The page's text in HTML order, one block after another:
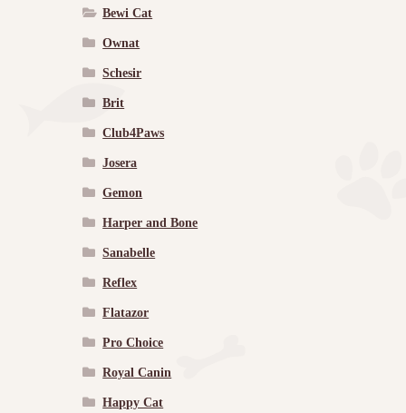
Bewi Cat
Ownat
Schesir
Brit
Club4Paws
Josera
Gemon
Harper and Bone
Sanabelle
Reflex
Flatazor
Pro Choice
Royal Canin
Happy Cat